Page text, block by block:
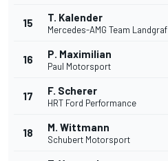
15 T. Kalender
Mercedes-AMG Team Landgraf
16 P. Maximilian
Paul Motorsport
17 F. Scherer
HRT Ford Performance
18 M. Wittmann
Schubert Motorsport